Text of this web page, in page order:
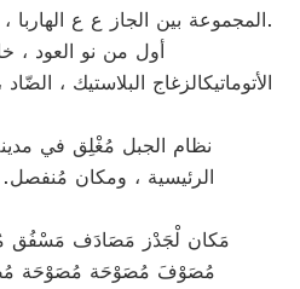
6. المجموعة بين الجاز ع ع الهاربا ، مجز لمفاح لمس وايشة.
الأتوماتيكالزغاج البلاستيك ،
الرئيسية ، ومكان
مُصَوْفَ مُصَوْحَة مُصَوْحَة